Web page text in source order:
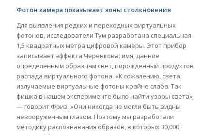
Фотон камера показывает зоны столкновения
Для выявления редких и переходных виртуальных
фотонов, исследователи Тум разработана специальная
1,5 квадратных метра цифровой камеры. Этот прибор
записывает эффекта Черенкова: имя, данное
определенным образцам свет, порожденный продуктов
распада виртуального фотона. «К сожалению, света,
излучаемые виртуальные фотоны крайне слаба. Так
фишка в нашем эксперименте было найти узоры света»,
— говорит Фриз. «Они никогда не могли быть видны
невооруженным глазом. Поэтому мы разработали
методику распознавания образов, в которых 30,000